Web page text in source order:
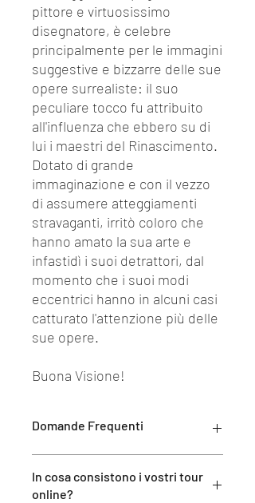
pittore e virtuosissimo
disegnatore, è celebre
principalmente per le immagini
suggestive e bizzarre delle sue
opere surrealiste: il suo
peculiare tocco fu attribuito
all'influenza che ebbero su di
lui i maestri del Rinascimento.
Dotato di grande
immaginazione e con il vezzo
di assumere atteggiamenti
stravaganti, irritò coloro che
hanno amato la sua arte e
infastidì i suoi detrattori, dal
momento che i suoi modi
eccentrici hanno in alcuni casi
catturato l'attenzione più delle
sue opere.
Buona Visione!
Domande Frequenti
EXPERIENCE?
La partecipazione ai nostri tour è
In cosa consistono i vostri tour
online?